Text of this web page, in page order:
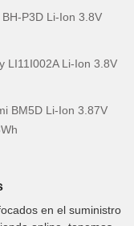
P3D Li-Ion 3.8V
LI11I002A Li-Ion 3.8V
BM5D Li-Ion 3.87V
en el suministro